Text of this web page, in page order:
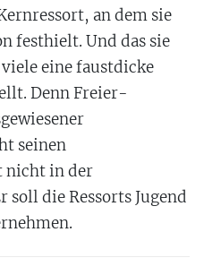
an dem sie
festhielt. Und das sie
eine faustdicke
Denn Freier-
seinen
nicht in der
die Ressorts Jugend